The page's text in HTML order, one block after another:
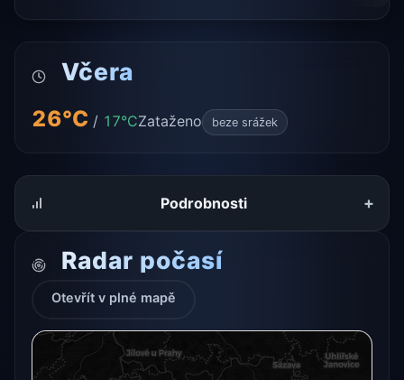
Včera
26°C / 17°CZataženo beze srážek
Podrobnosti +
Radar počasí
Otevřít v plné mapě